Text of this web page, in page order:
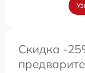
Скидка -